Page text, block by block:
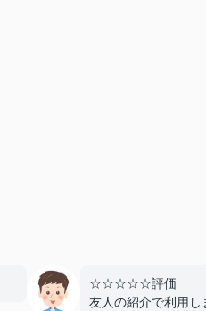
☆☆☆☆☆評価
友人の紹介で利用し